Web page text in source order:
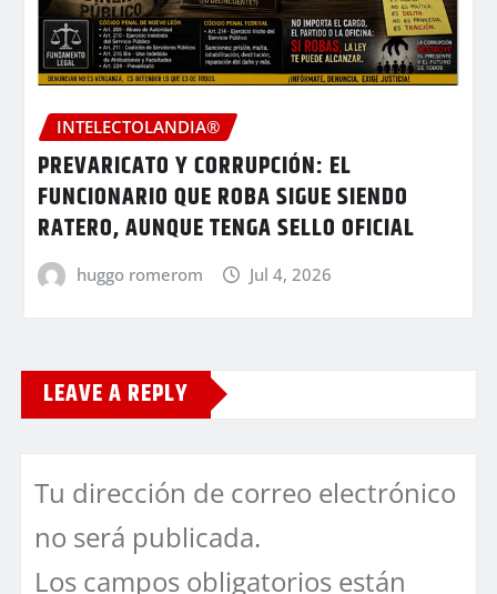
INTELECTOLANDIA®
PREVARICATO Y CORRUPCIÓN: EL
FUNCIONARIO QUE ROBA SIGUE SIENDO
RATERO, AUNQUE TENGA SELLO OFICIAL
huggo romerom Jul 4, 2026
LEAVE A REPLY
Tu dirección de correo electrónico
no será publicada.
Los campos obligatorios están